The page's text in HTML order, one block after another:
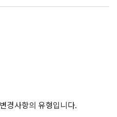
경사항의 유형입니다.